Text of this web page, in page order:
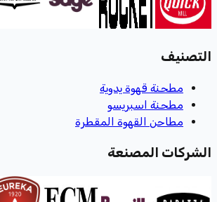
التصنيف
مطحنة قهوة يدوية
مطحنة اسبريسو
مطاحن القهوة المقطرة
الشركات المصنعة